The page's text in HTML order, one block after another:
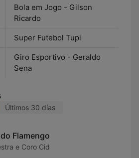
Bola em Jogo - Gilson
Ricardo
Super Futebol Tupi
Giro Esportivo - Geraldo
Sena
Últimos 30 días
Flamengo
e Coro Cid